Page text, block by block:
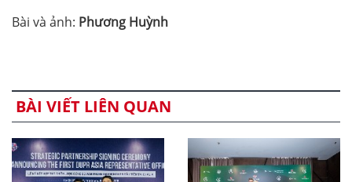
Bài và ảnh: Phương Huỳnh
BÀI VIẾT LIÊN QUAN